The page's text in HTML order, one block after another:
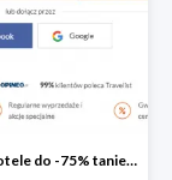
Najlepsze hotele do -75% taniej po zapisaniu się do Newslettera Travelist